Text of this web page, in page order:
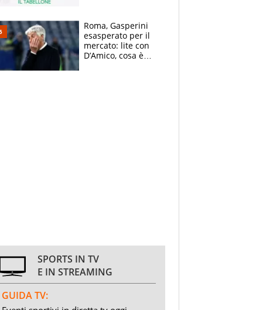
Roma, Gasperini
esasperato per il
mercato: lite con
D’Amico, cosa è
SPORTS IN TV
E IN STREAMING
GUIDA TV: